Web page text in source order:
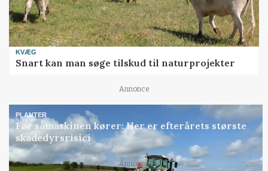
KVÆG
Snart kan man søge tilskud til naturprojekter
Annonce
PLANTER
Før såmaskinen kører: Her er efterårets største
skadedyrsrisici
Annonce